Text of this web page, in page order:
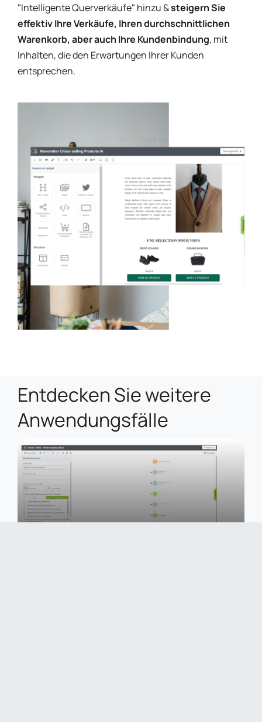
"Intelligente Querverkäufe" hinzu &steigern Sie
effektiv Ihre Verkäufe, Ihren durchschnittlichen
Warenkorb, aber auch Ihre Kundenbindung, mit
Inhalten, die den Erwartungen Ihrer Kunden
entsprechen.
Entdecken Sie weitere
Anwendungsfälle